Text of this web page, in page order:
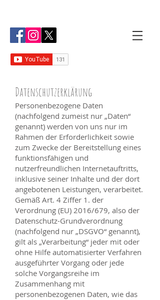
Datenschutzerklärung
Personenbezogene Daten
(nachfolgend zumeist nur „Daten“
genannt) werden von uns nur im
Rahmen der Erforderlichkeit sowie
zum Zwecke der Bereitstellung eines
funktionsfähigen und
nutzerfreundlichen Internetauftritts,
inklusive seiner Inhalte und der dort
angebotenen Leistungen, verarbeitet.
Gemäß Art. 4 Ziffer 1. der
Verordnung (EU) 2016/679, also der
Datenschutz-Grundverordnung
(nachfolgend nur „DSGVO“ genannt),
gilt als „Verarbeitung“ jeder mit oder
ohne Hilfe automatisierter Verfahren
ausgeführter Vorgang oder jede
solche Vorgangsreihe im
Zusammenhang mit
personenbezogenen Daten, wie das